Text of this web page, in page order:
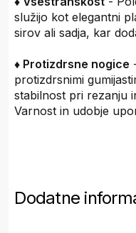
služijo kot elegantni
sirov ali sadja, kar
♦ Protizdrsne nogice
protizdrsnimi
stabilnost pri rezanju
Varnost in udobje
Dodatne